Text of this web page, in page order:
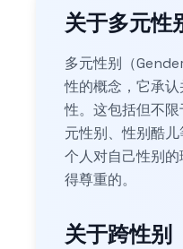
关于多元性
多元性别（
性的概念，它承
性。这包括但不
元性别、性别酷
个人对自己性别
得尊重的。
关于跨性别